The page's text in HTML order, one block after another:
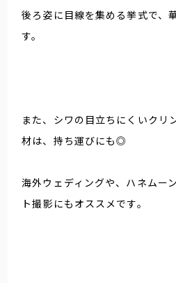
後ろ姿に目線を集める挙式で、
す。
また、シワの目立ちにくいクリ
材は、持ち運びにも◎
海外ウェディングや、ハネムー
ト撮影にもオススメです。